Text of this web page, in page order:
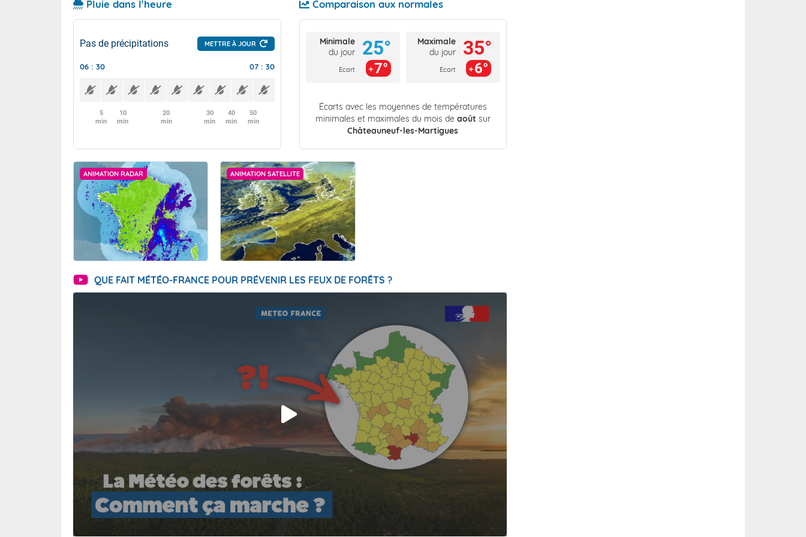
Pluie dans l'heure
Pas de précipitations METTRE À JOUR
06 : 30 07 : 30
5
min
10
min
20
min
30
min
40
min
50
min
Comparaison aux normales
Minimale
du jour
Ecart
25°
7°
Maximale
du jour
Ecart
35°
6°
Écarts avec les moyennes de températures
minimales et maximales du mois de août sur
Châteauneuf-les-Martigues
ANIMATION RADAR ANIMATION SATELLITE
QUE FAIT MÉTÉO-FRANCE POUR PRÉVENIR LES FEUX DE FORÊTS ?